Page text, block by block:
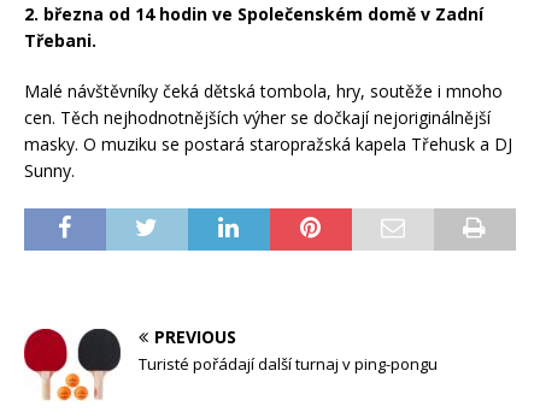
2. března od 14 hodin ve Společenském domě v Zadní
Třebani.
Malé návštěvníky čeká dětská tombola, hry, soutěže i mnoho
cen. Těch nejhodnotnějších výher se dočkají nejoriginálnější
masky. O muziku se postará staropražská kapela Třehusk a DJ
Sunny.
PREVIOUS
Turisté pořádají další turnaj v ping-pongu